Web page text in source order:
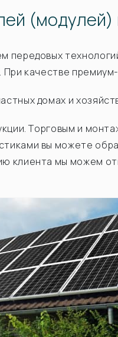
(модулей)
передовых
При качестве
домах и
Торговым и
вы можете
клиента мы можем